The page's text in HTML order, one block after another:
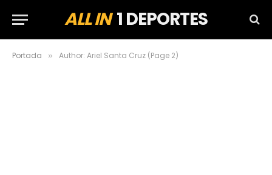
ALL IN1 DEPORTES
Portada » Author: Ariel Santa Cruz (Page 2)